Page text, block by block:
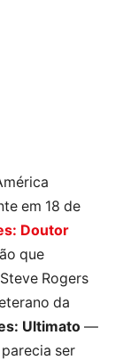
em 18 de
Doutor
que
Rogers
da
Ultimato —
ser